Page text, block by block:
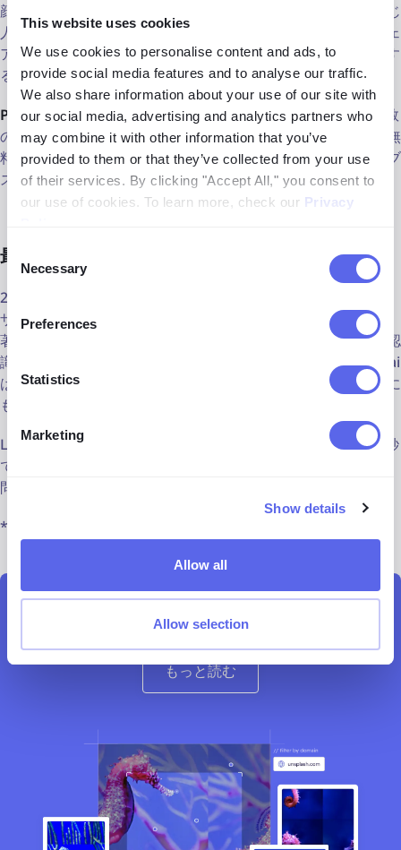
This website uses cookies
We use cookies to personalise content and ads, to
provide social media features and to analyse our traffic.
We also share information about your use of our site with
our social media, advertising and analytics partners who
may combine it with other information that you’ve
provided to them or that they’ve collected from your use
of their services. By clicking "Accept All," you consent to
our use of cookies. To learn more, check our Privacy
Consent
Selection
Necessary
Preferences
Statistics
Marketing
Show details
Allow all
Allow selection
顔の特徴を分析して、画像によって外見が異なる場合でも同じ
人物を見つけ出すことができるため、他の画像認識ソフトウェ
アとは異なります。Lenso.aiはまた、露骨な内容をブロックす
るため、すべての年齢のユーザーにとって安全な選択肢です。
PimEyes- 近年、顔認識ツールとして非常に人気があり、複数
の画像を使用した検索では特に高い精度を実現しています。無
料サービスではないものの、その効果のために多くの人がサブ
スクリプションを選ぶ理由となっています。
最高の画像検索ツール - 結論
2026年のオンライン画像検索に最適なツールを選ぶ際、ユー
ザーが何を探しているかによって異なります。一般的な検索、
著作権検索、画像内のオブジェクトを探すこと、さらには顔認
識技術を使用することが求められるかもしれません。Lenso.ai
はこれらすべてのサービスを提供していますが、記事では他に
も役立つかもしれない代替案を提供しています。
Lensoの機能を試してみたい場合は、テスト検索を行い、数秒
で必要なものを見つけてみてください！https://lenso.ai/を訪
問して試してみてください。
*選択された地域で利用可能
オンライン画像探索についてもっと知る
もっと読む